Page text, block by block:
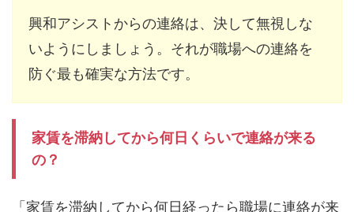
興和アシストからの連絡は、決して無視しな
いようにしましょう。それが職場への連絡を
防ぐ最も確実な方法です。
家賃を滞納してから何日くらいで連絡が来る
の？
「家賃を滞納してから何日経ったら職場に連絡が来